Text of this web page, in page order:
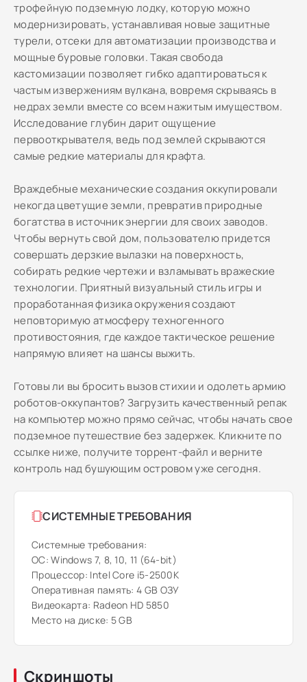
трофейную подземную лодку, которую можно
модернизировать, устанавливая новые защитные
турели, отсеки для автоматизации производства и
мощные буровые головки. Такая свобода
кастомизации позволяет гибко адаптироваться к
частым извержениям вулкана, вовремя скрываясь в
недрах земли вместе со всем нажитым имуществом.
Исследование глубин дарит ощущение
первооткрывателя, ведь под землей скрываются
самые редкие материалы для крафта.
Враждебные механические создания оккупировали
некогда цветущие земли, превратив природные
богатства в источник энергии для своих заводов.
Чтобы вернуть свой дом, пользователю придется
совершать дерзкие вылазки на поверхность,
собирать редкие чертежи и взламывать вражеские
технологии. Приятный визуальный стиль игры и
проработанная физика окружения создают
неповторимую атмосферу техногенного
противостояния, где каждое тактическое решение
напрямую влияет на шансы выжить.
Готовы ли вы бросить вызов стихии и одолеть армию
роботов-оккупантов? Загрузить качественный репак
на компьютер можно прямо сейчас, чтобы начать свое
подземное путешествие без задержек. Кликните по
ссылке ниже, получите торрент-файл и верните
контроль над бушующим островом уже сегодня.
СИСТЕМНЫЕ ТРЕБОВАНИЯ
Системные требования:
ОС: Windows 7, 8, 10, 11 (64-bit)
Процессор: Intel Core i5-2500K
Оперативная память: 4 GB ОЗУ
Видеокарта: Radeon HD 5850
Место на диске: 5 GB
Скриншоты